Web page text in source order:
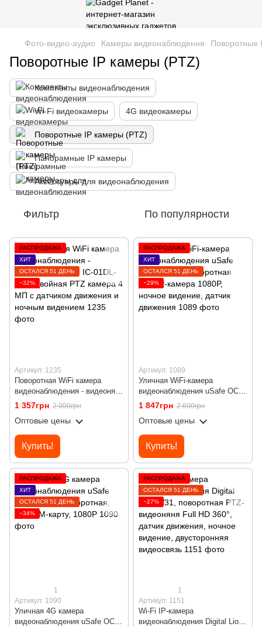
Фото-видео-аудио Камеры видеонаблюдения Поворотные
Поворотные IP камеры (PTZ)
Комплекты видеонаблюдения
Wi-Fi видеокамеры 4G видеокамеры
Поворотные IP камеры (PTZ)
Панорамные IP камеры
Аксессуары для видеонаблюдения
Фильтр По популярности
РАСПРОДАЖА
ХИТ
ОСТАЛСЯ 51 ДЕНЬ
−32%
Артикул: 1235
Поворотная WiFi камера
видеонаблюдения - видеоняня
uSafe IC-01DL-PTZ, двойная
PTZ камера 4 МП с датчиком
движения и ночным видением
1 357грн 2 000грн
Оптовые цены
Купить!
РАСПРОДАЖА
ХИТ
ОСТАЛСЯ 51 ДЕНЬ
−29%
Артикул: 1089
Уличная WiFi-камера
видеонаблюдения uSafe OC-
06-PTZ, поворотная PTZ IP-
камера 1080P, ночное
видение, датчик движения
1 847грн 2 600грн
Оптовые цены
Купить!
РАСПРОДАЖА
ХИТ
ОСТАЛСЯ 51 ДЕНЬ
−34%
1
Артикул: 1090
Уличная 4G камера
видеонаблюдения uSafe OC-
РАСПРОДАЖА
ОСТАЛСЯ 51 ДЕНЬ
−27%
1
Артикул: 1151
Wi-Fi IP-камера
видеонаблюдения Digital Lion